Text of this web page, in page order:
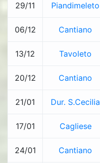
29/11 Piandimeleto
06/12 Cantiano
13/12 Tavoleto
20/12 Cantiano
21/01 Dur. S.Cecilia
17/01 Cagliese
24/01 Cantiano